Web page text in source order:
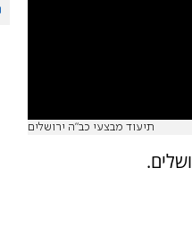
תיעוד מבצעי כב"ה ירושלים